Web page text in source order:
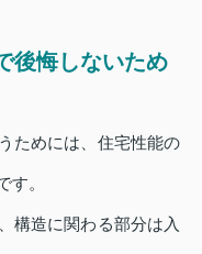
後悔しないため
ためには、住宅性能の
す。
構造に関わる部分は入